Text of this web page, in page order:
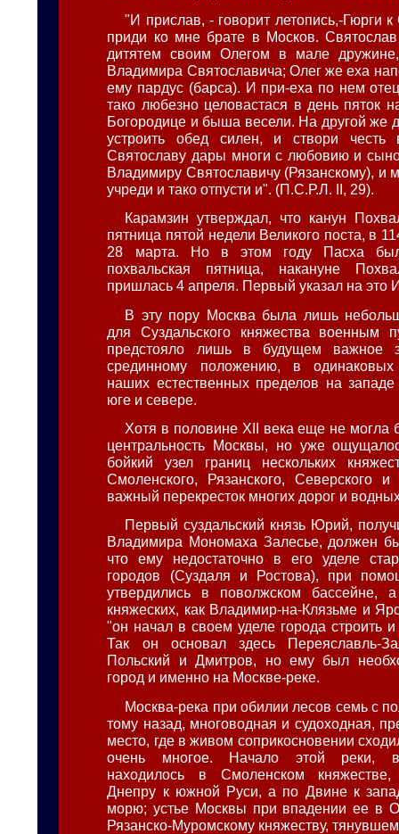
"И прислав, - говорит летопись,-Гюрги к
приди ко мне брате в Москов.
дитятем своим Олегом в мале
Владимира Святославича; Олег же еха
ему пардус (барса). И при-еха по нем
тако любезно целовастася в день пяток
Богородице и быша весели. На другой же
устроить обед силен, и створи
Святославу дары многи с любовию и
Владимиру Святославичу (Рязанскому), и
учреди и тако отпусти и". (П.С.Р.Л. II, 29).
Карамзин утверждал, что канун
пятница пятой недели Великого поста, в
28 марта. Но в этом году Пасха
похвальская пятница, накануне
пришлась 4 апреля. Первый указал на это
В эту пору Москва была лишь
для Суздальского княжества военным
предстояло лишь в будущем важное
срединному положению, в одинаковых
наших естественных пределов на
юге и севере.
Хотя в половине XII века еще не могла
центральность Москвы, но уже
бойкий узел границ нескольких
Смоленского, Рязанского, Северского и
важный перекресток многих дорог и
Первый суздальский князь Юрий,
Владимира Мономаха Залесье, должен
что ему недостаточно в его уделе
городов (Суздаля и Ростова), при
утвердились в поволжском бассейне,
княжеских, как Владимир-на-Клязьме и
"он начал в своем уделе города строить
Так он основал здесь Переяславль-
Польский и Дмитров, но ему был
город и именно на Москве-реке.
Москва-река при обилии лесов семь с
тому назад, многоводная и судоходная,
место, где в живом соприкосновении
очень многое. Начало этой реки,
находилось в Смоленском
Днепру к южной Руси, а по Двине к
морю; устье Москвы при впадении ее в
Рязанско-Муромскому княжеству,